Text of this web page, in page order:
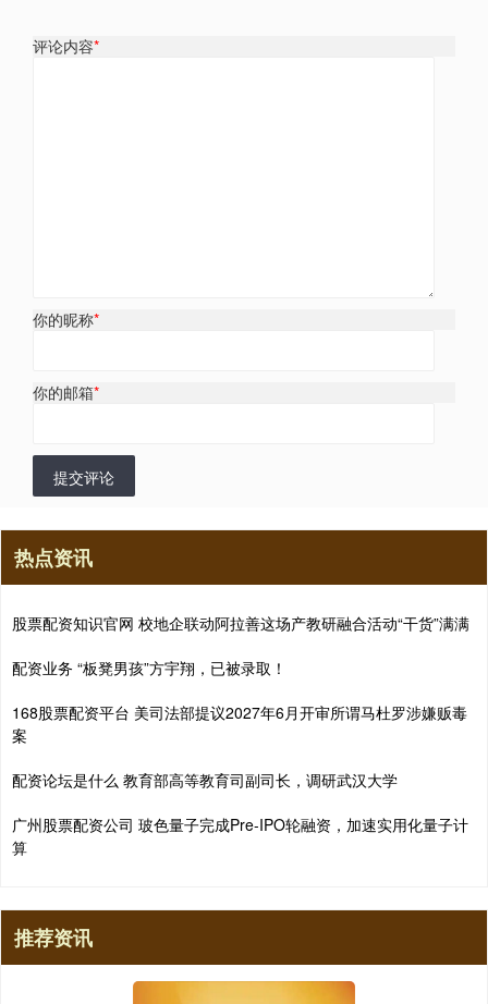
评论内容*
你的昵称*
你的邮箱*
提交评论
热点资讯
股票配资知识官网 校地企联动阿拉善这场产教研融合活动“干货”满满
配资业务 “板凳男孩”方宇翔，已被录取！
168股票配资平台 美司法部提议2027年6月开审所谓马杜罗涉嫌贩毒
案
配资论坛是什么 教育部高等教育司副司长，调研武汉大学
广州股票配资公司 玻色量子完成Pre-IPO轮融资，加速实用化量子计
算
推荐资讯